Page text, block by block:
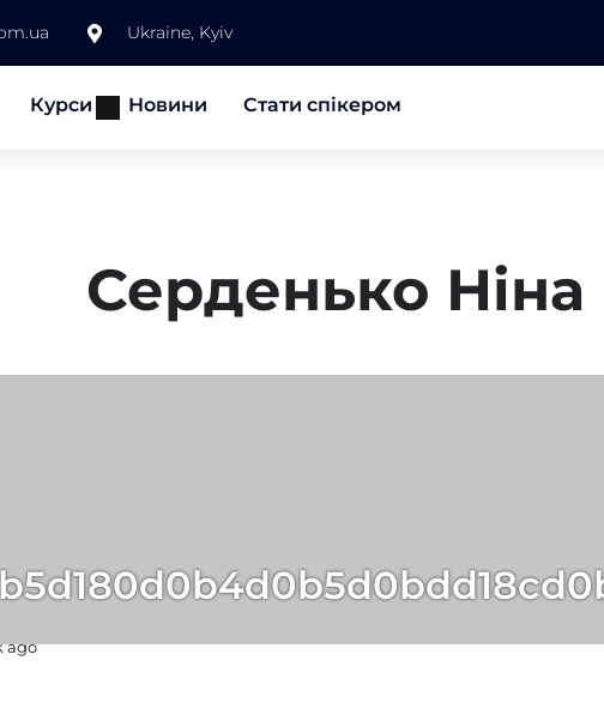
Ukraine, Kyiv
Курси Новини Стати спікером
Серденько Ніна
ago